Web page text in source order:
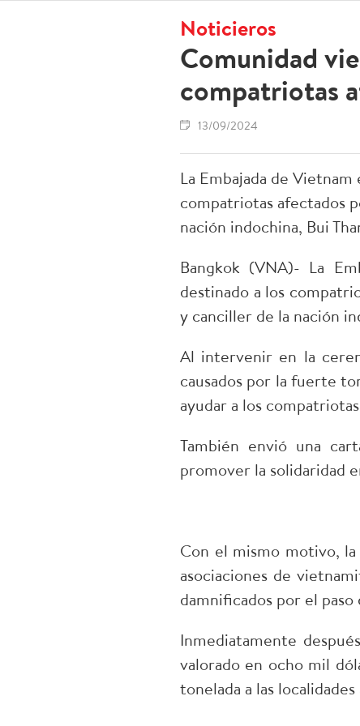
Noticieros
Comunidad
compatriotas
13/09/2024
La Embajada de
compatriotas afectados
nación indochina, Bui
Bangkok (VNA)- La
destinado a los
y canciller de la nación
Al intervenir en la
causados por la fuerte
ayudar a los
También envió una
promover la solidaridad
Con el mismo motivo, la
asociaciones de
damnificados por el paso
Inmediatamente
valorado en ocho mil
tonelada a las